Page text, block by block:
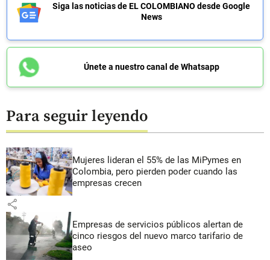
Siga las noticias de EL COLOMBIANO desde Google
News
Únete a nuestro canal de Whatsapp
Para seguir leyendo
Mujeres lideran el 55% de las MiPymes en
Colombia, pero pierden poder cuando las
empresas crecen
share
Empresas de servicios públicos alertan de
cinco riesgos del nuevo marco tarifario de
aseo